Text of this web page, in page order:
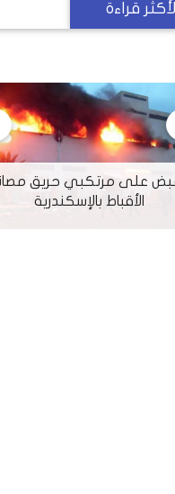
الأكثر قراءة
على مرتكبي حريق
الأقباط بالإسكندرية